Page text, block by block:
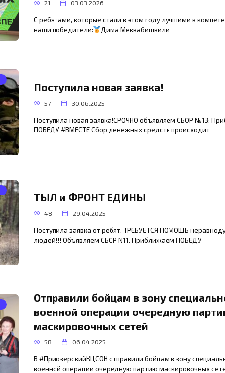
21 03.03.2026
С ребятами, которые стали в этом году лучшими в
наши победители:
Дима Меквабишвили
Поступила новая заявка!
57 30.06.2025
Поступила новая заявка!СРОЧНО объявляем СБОР №13:
ПОБЕДУ #ВМЕСТЕ Сбор денежных средств происходит
ТЫЛ и ФРОНТ ЕДИНЫ
48 29.04.2025
Поступила заявка от ребят. ТРЕБУЕТСЯ ПОМОЩЬ
людей!!! Объявляем СБОР N11. Приближаем ПОБЕДУ
Отправили бойцам в зону
военной операции очередную
маскировочных сетей
58 06.04.2025
В #ПриозерскийКЦСОН отправили бойцам в зону
военной операции очередную партию маскировочных